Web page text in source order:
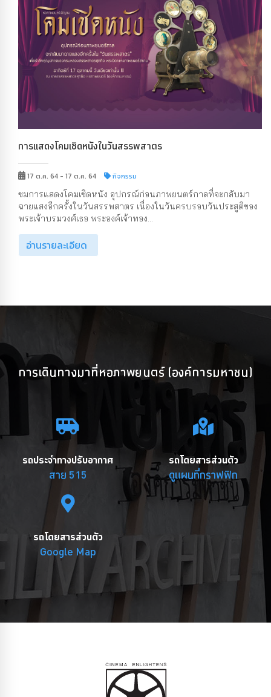
การแสดงโคมเชิดหนังในวันสรรพสาตร
17 ต.ค. 64 - 17 ต.ค. 64 กิจกรรม
ชมการแสดงโคมเชิดหนัง อุปกรณ์ก่อนภาพยนตร์กาลที่จะกลับมา
ฉายแสงอีกครั้งในวันสรรพสาตร เนื่องในวันครบรอบวันประสูติของ
พระเจ้าบรมวงศ์เธอ พระองค์เจ้าทอง...
อ่านรายละเอียด
การเดินทางมาที่หอภาพยนตร์ (องค์การมหาชน)
รถประจำทางปรับอากาศ
สาย 515
รถโดยสารส่วนตัว
ดูแผนที่กราฟฟิก
รถโดยสารส่วนตัว
Google Map